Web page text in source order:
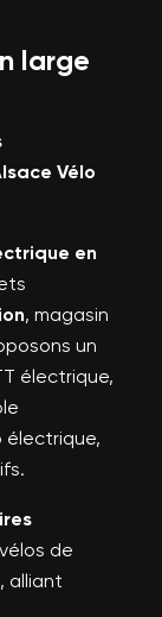
large
Vélo
en
, magasin
un
électrique,
électrique,
de
alliant